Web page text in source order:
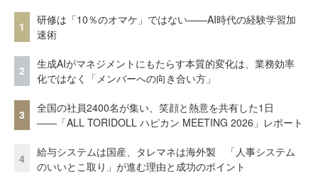
1
研修は「10％のオマケ」ではない——AI時代の経験学習加
速術
2
生成AIがマネジメントにもたらす本質的変化は、業務効率
化ではなく「メンバーへの向き合い方」
3
全国の社員2400名が集い、笑顔と熱意を共有した1日
――「ALL TORIDOLL ハピカン MEETING 2026」レポート
4
給与システムは国産、タレマネは海外製 「人事システム
のいいとこ取り」が進む理由と成功のポイント